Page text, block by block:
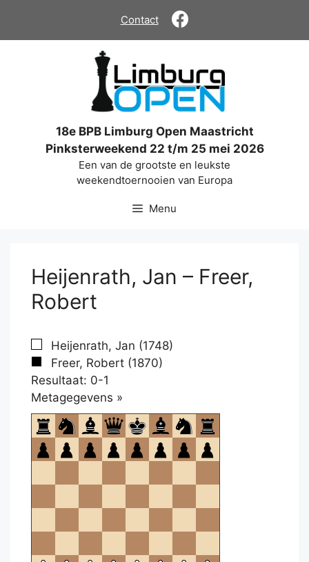
de
Contact
18e BPB Limburg Open Maastricht
Pinksterweekend 22 t/m 25 mei 2026
Een van de grootste en leukste
weekendtoernooien van Europa
Menu
Heijenrath, Jan – Freer,
Robert
Heijenrath, Jan (1748)
Freer, Robert (1870)
Resultaat: 0-1
Metagegevens »
om
te
openen.